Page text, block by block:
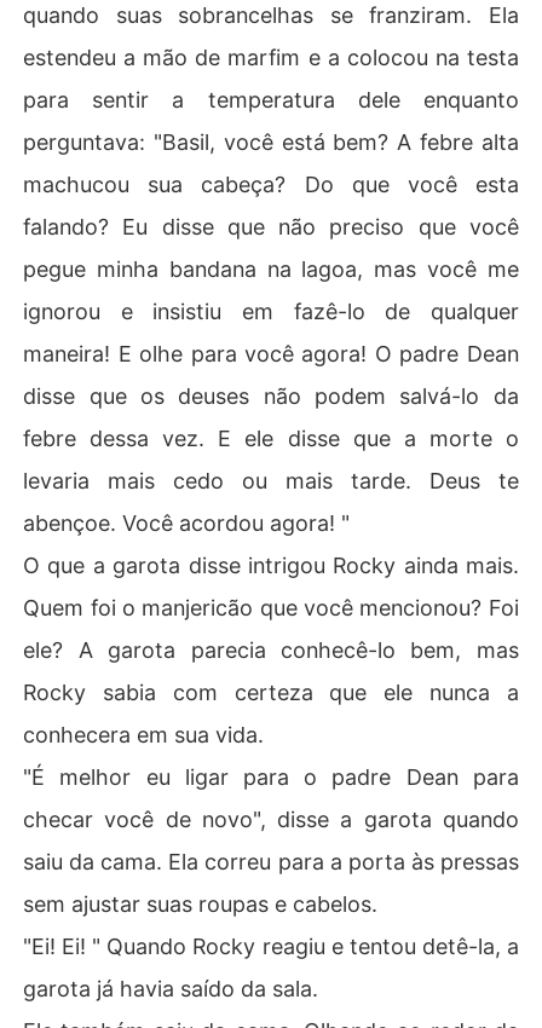
quando suas sobrancelhas se franziram. Ela
estendeu a mão de marfim e a colocou na testa
para sentir a temperatura dele enquanto
perguntava: "Basil, você está bem? A febre alta
machucou sua cabeça? Do que você esta
falando? Eu disse que não preciso que você
pegue minha bandana na lagoa, mas você me
ignorou e insistiu em fazê-lo de qualquer
maneira! E olhe para você agora! O padre Dean
disse que os deuses não podem salvá-lo da
febre dessa vez. E ele disse que a morte o
levaria mais cedo ou mais tarde. Deus te
abençoe. Você acordou agora! "
O que a garota disse intrigou Rocky ainda mais.
Quem foi o manjericão que você mencionou? Foi
ele? A garota parecia conhecê-lo bem, mas
Rocky sabia com certeza que ele nunca a
conhecera em sua vida.
"É melhor eu ligar para o padre Dean para
checar você de novo", disse a garota quando
saiu da cama. Ela correu para a porta às pressas
sem ajustar suas roupas e cabelos.
"Ei! Ei! " Quando Rocky reagiu e tentou detê-la, a
garota já havia saído da sala.